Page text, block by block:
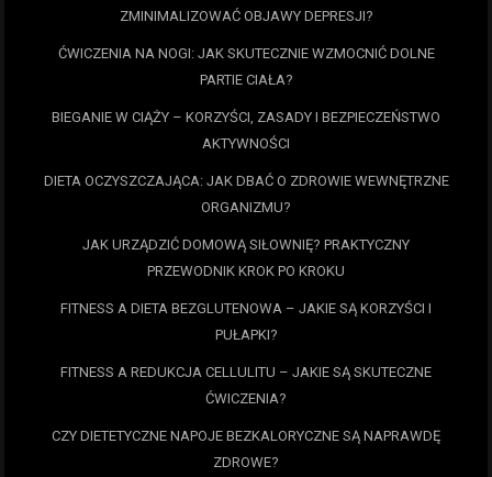
ZMINIMALIZOWAĆ OBJAWY DEPRESJI?
ĆWICZENIA NA NOGI: JAK SKUTECZNIE WZMOCNIĆ DOLNE
PARTIE CIAŁA?
BIEGANIE W CIĄŻY – KORZYŚCI, ZASADY I BEZPIECZEŃSTWO
AKTYWNOŚCI
DIETA OCZYSZCZAJĄCA: JAK DBAĆ O ZDROWIE WEWNĘTRZNE
ORGANIZMU?
JAK URZĄDZIĆ DOMOWĄ SIŁOWNIĘ? PRAKTYCZNY
PRZEWODNIK KROK PO KROKU
FITNESS A DIETA BEZGLUTENOWA – JAKIE SĄ KORZYŚCI I
PUŁAPKI?
FITNESS A REDUKCJA CELLULITU – JAKIE SĄ SKUTECZNE
ĆWICZENIA?
CZY DIETETYCZNE NAPOJE BEZKALORYCZNE SĄ NAPRAWDĘ
ZDROWE?